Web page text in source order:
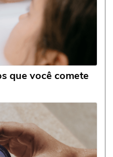
que você comete